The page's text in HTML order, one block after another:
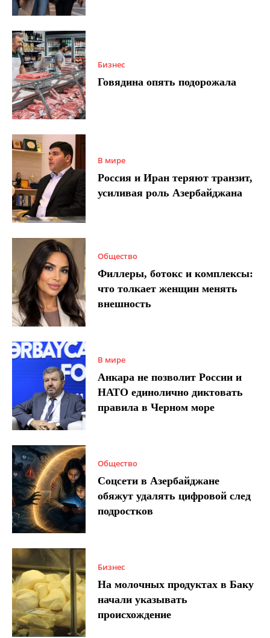
Бизнес
Говядина опять подорожала
В мире
Россия и Иран теряют транзит,
усиливая роль Азербайджана
Общество
Филлеры, ботокс и комплексы:
что толкает женщин менять
внешность
В мире
Анкара не позволит России и
НАТО единолично диктовать
правила в Черном море
Общество
Соцсети в Азербайджане
обяжут удалять цифровой след
подростков
Бизнес
На молочных продуктах в Баку
начали указывать
происхождение